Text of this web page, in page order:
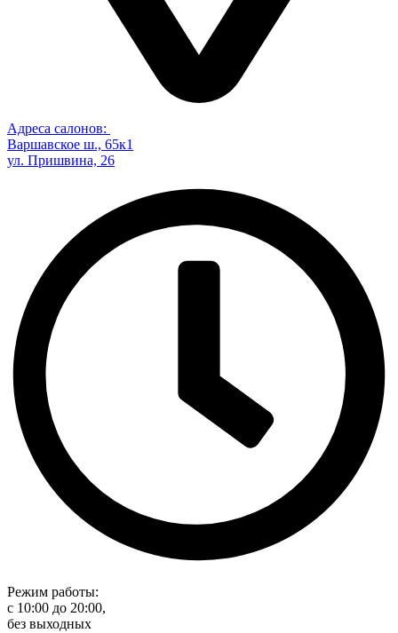
Адреса салонов:
Варшавское ш., 65к1
ул. Пришвина, 26
Режим работы:
с 10:00 до 20:00,
без выходных